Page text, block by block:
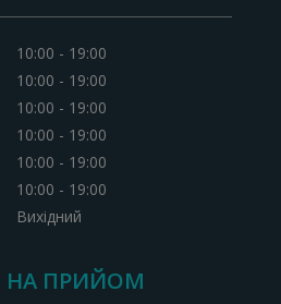
10:00 - 19:00
10:00 - 19:00
10:00 - 19:00
10:00 - 19:00
10:00 - 19:00
10:00 - 19:00
Вихідний
НА ПРИЙОМ